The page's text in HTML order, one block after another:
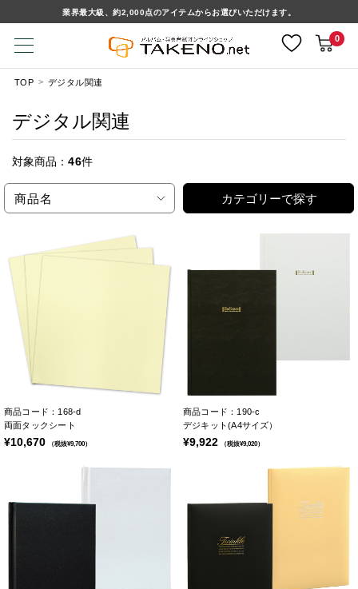
業界最大級、約2,000点のアイテムからお選びいただけます。
0
TOP デジタル関連
デジタル関連
対象商品： 46件
商品名 カテゴリーで探す
商品コード：168-d
両面タックシート
¥10,670 （税抜¥9,700）
商品コード：190-c
デジキット(A4サイズ）
¥9,922 （税抜¥9,020）